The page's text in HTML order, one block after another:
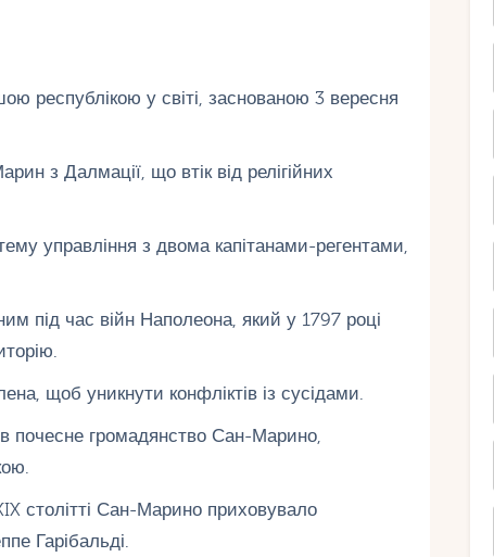
республікою у світі, заснованою 3 вересня
з Далмації, що втік від релігійних
управління з двома капітанами-регентами,
під час війн Наполеона, який у 1797 році
щоб уникнути конфліктів із сусідами.
почесне громадянство Сан-Марино,
столітті Сан-Марино приховувало
Гарібальді.